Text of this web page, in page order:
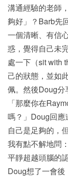
溝通經驗的老師
夠好」？Barb先
一個清晰、有信
惑，覺得自己未
處一下（sit with
己的狀態，並如
佩。然後Doug分
「那麼你在
嗎？」Doug回
自己是足夠的，
我有點不解地問
平靜超越頭腦的
Doug想了一會